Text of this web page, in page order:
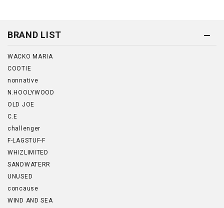
BRAND LIST
WACKO MARIA
COOTIE
nonnative
N.HOOLYWOOD
OLD JOE
C.E
challenger
F-LAGSTUF-F
WHIZLIMITED
SANDWATERR
UNUSED
concause
WIND AND SEA